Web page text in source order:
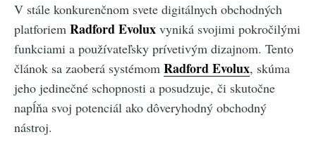
V stále konkurenčnom svete digitálnych obchodných
platforiem Radford Evolux vyniká svojimi pokročilými
funkciami a používateľsky prívetivým dizajnom. Tento
článok sa zaoberá systémom Radford Evolux, skúma
jeho jedinečné schopnosti a posudzuje, či skutočne
napĺňa svoj potenciál ako dôveryhodný obchodný
nástroj.